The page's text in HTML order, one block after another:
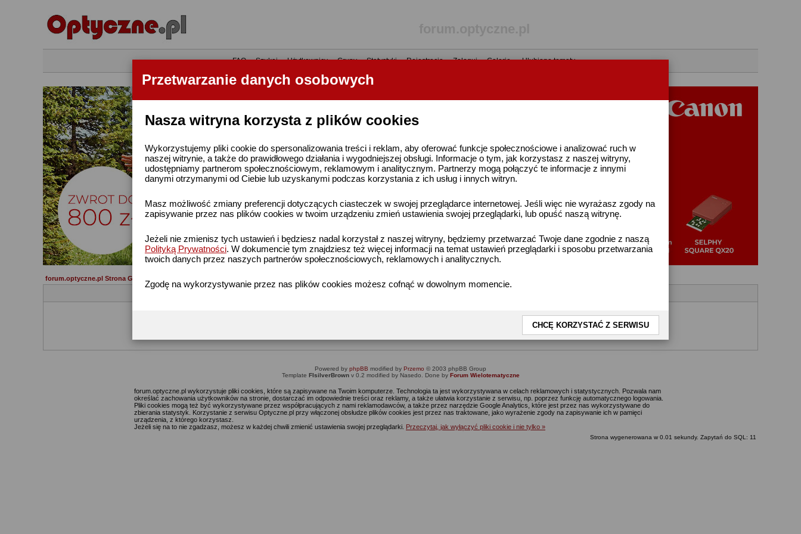
Przetwarzanie danych osobowych
Nasza witryna korzysta z plików cookies
Wykorzystujemy pliki cookie do spersonalizowania treści i reklam, aby oferować funkcje społecznościowe i analizować ruch w
naszej witrynie, a także do prawidłowego działania i wygodniejszej obsługi. Informacje o tym, jak korzystasz z naszej witryny,
udostępniamy partnerom społecznościowym, reklamowym i analitycznym. Partnerzy mogą połączyć te informacje z innymi
danymi otrzymanymi od Ciebie lub uzyskanymi podczas korzystania z ich usług i innych witryn.
Masz możliwość zmiany preferencji dotyczących ciasteczek w swojej przeglądarce internetowej. Jeśli więc nie wyrażasz zgody na
zapisywanie przez nas plików cookies w twoim urządzeniu zmień ustawienia swojej przeglądarki, lub opuść naszą witrynę.
Jeżeli nie zmienisz tych ustawień i będziesz nadal korzystał z naszej witryny, będziemy przetwarzać Twoje dane zgodnie z naszą
Polityką Prywatności. W dokumencie tym znajdziesz też więcej informacji na temat ustawień przeglądarki i sposobu przetwarzania
twoich danych przez naszych partnerów społecznościowych, reklamowych i analitycznych.
Zgodę na wykorzystywanie przez nas plików cookies możesz cofnąć w dowolnym momencie.
CHCĘ KORZYSTAĆ Z SERWISU
•FAQ•Szukaj•Użytkownicy•Grupy•Statystyki•Rejestracja•Zaloguj•Galerie• Ulubione tematy
forum.optyczne.pl Strona Główna
żeby przejść do formularza rejestracyjnego.
Powered by phpBB modified by Przemo © 2003 phpBB Group
Template FIsilverBrownv 0.2 modified by Nasedo. Done by Forum Wielotematyczne
forum.optyczne.pl wykorzystuje pliki cookies, które są zapisywane na Twoim komputerze. Technologia ta jest wykorzystywana w celach reklamowych i statystycznych. Pozwala nam
określać zachowania użytkowników na stronie, dostarczać im odpowiednie treści oraz reklamy, a także ułatwia korzystanie z serwisu, np. poprzez funkcję automatycznego logowania.
Pliki cookies mogą też być wykorzystywane przez współpracujących z nami reklamodawców, a także przez narzędzie Google Analytics, które jest przez nas wykorzystywane do
zbierania statystyk. Korzystanie z serwisu Optyczne.pl przy włączonej obsłudze plików cookies jest przez nas traktowane, jako wyrażenie zgody na zapisywanie ich w pamięci
urządzenia, z którego korzystasz.
Jeżeli się na to nie zgadzasz, możesz w każdej chwili zmienić ustawienia swojej przeglądarki. Przeczytaj, jak wyłączyć pliki cookie i nie tylko »
Strona wygenerowana w 0.01 sekundy. Zapytań do SQL: 11